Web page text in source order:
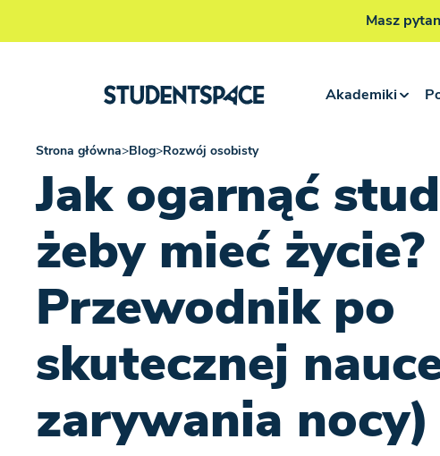
Masz
Akademiki
Strona główna>Blog>Rozwój osobisty
Jak ogarnąć
żeby mieć życie?
Przewodnik po
skutecznej
zarywania nocy)